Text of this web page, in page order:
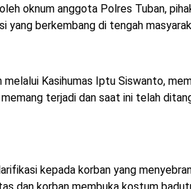
oknum anggota Polres Tuban,
yang berkembang di tengah
Kasihumas Iptu Siswanto,
terjadi dan saat ini telah
kepada korban yang